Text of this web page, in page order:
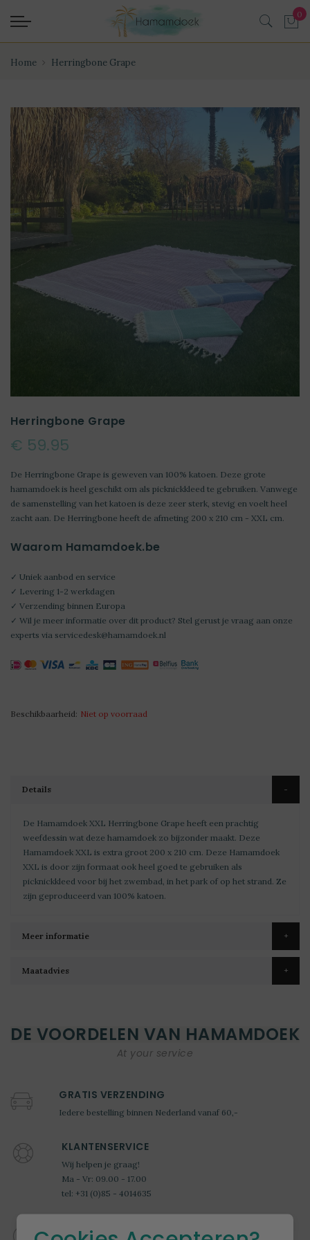
Home Herringbone Grape
Herringbone Grape
€ 59.95
De Herringbone Grape is geweven van 100% katoen. Deze grote
hamamdoek is heel geschikt om als picknickkleed te gebruiken. Vanwege
de samenstelling van het katoen is deze zeer sterk, stevig en voelt heel
zacht aan. De Herringbone heeft de afmeting 200 x 210 cm - XXL cm.
Waarom Hamamdoek.be
✓ Uniek aanbod en service
✓ Levering 1-2 werkdagen
✓ Verzending binnen Europa
✓ Wil je meer informatie over dit product? Stel gerust je vraag aan onze
experts via servicedesk@hamamdoek.nl
Beschikbaarheid: Niet op voorraad
Details
De Hamamdoek XXL Herringbone Grape heeft een prachtig
weefdessin wat deze hamamdoek zo bijzonder maakt. Deze
Hamamdoek XXL is extra groot 200 x 210 cm. Deze Hamamdoek
XXL is door zijn formaat ook heel goed te gebruiken als
picknickkleed voor bij het zwembad, in het park of op het strand. Ze
zijn geproduceerd van 100% katoen.
Meer informatie
Maatadvies
DE VOORDELEN VAN HAMAMDOEK
At your service
GRATIS VERZENDING
Iedere bestelling binnen Nederland vanaf 60,-
KLANTENSERVICE
Wij helpen je graag!
Ma - Vr: 09.00 - 17.00
tel: +31 (0)85 - 4014635
100 DAGEN BEDENKTIJD